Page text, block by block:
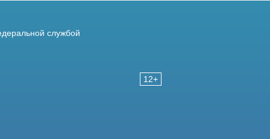
12+
службой